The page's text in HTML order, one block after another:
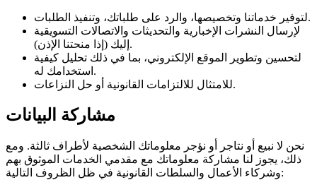
لتوفير خدماتنا وتخصيصها، والرد على طلباتك، وتنفيذ الطلبات.
لإرسال النشرات الإخبارية والتحديثات والاتصالات التسويقية
إليك (إذا منحتنا الإذن).
لتحسين وتطوير الموقع الإلكتروني، بما في ذلك تحليل كيفية
استخدامك له.
للامتثال للالتزامات القانونية أو حل النزاعات.
مشاركة البيانات
نحن لا نبيع أو نتاجر أو نؤجر معلوماتك الشخصية لأطراف ثالثة. ومع
ذلك، يجوز لنا مشاركة معلوماتك مع مقدمي الخدمات الموثوق بهم
وشركاء الأعمال والسلطات القانونية في ظل الظروف التالية: